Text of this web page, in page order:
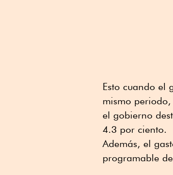
Esto cuando el
mismo
el gobierno
4.3 por ciento.
Además, el
programable